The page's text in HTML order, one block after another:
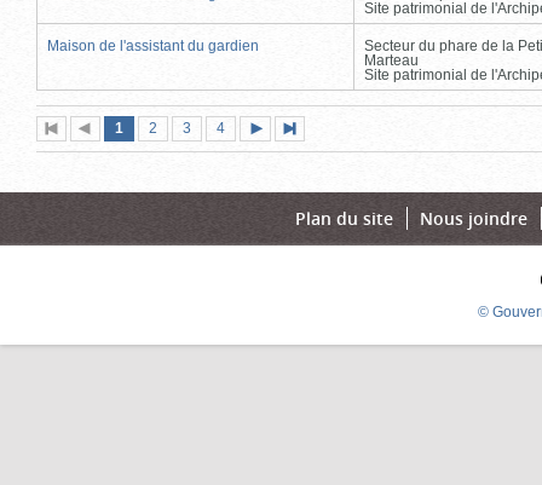
Site patrimonial de
Maison de l'assistant du gardien
Secteur du phare de la
Marteau
Site patrimonial de
Première
page
Page
précédente
Page
1 (page
actuelle)
Page
2 Page
3 Page
4
suivante
page
Plan du site Nous joindre
©